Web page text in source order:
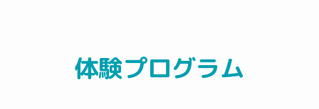
体験プログラム